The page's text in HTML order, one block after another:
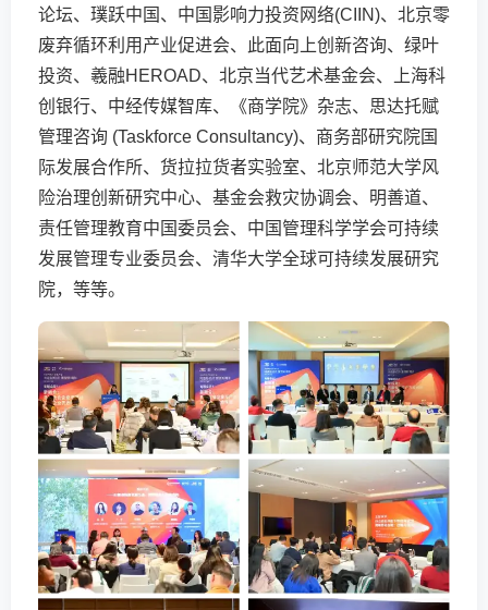
论坛、璞跃中国、中国影响力投资网络(CIIN)、北京零
废弃循环利用产业促进会、此面向上创新咨询、绿叶
投资、羲融HEROAD、北京当代艺术基金会、上海科
创银行、中经传媒智库、《商学院》杂志、思达托赋
管理咨询 (Taskforce Consultancy)、商务部研究院国
际发展合作所、货拉拉货者实验室、北京师范大学风
险治理创新研究中心、基金会救灾协调会、明善道、
责任管理教育中国委员会、中国管理科学学会可持续
发展管理专业委员会、清华大学全球可持续发展研究
院，等等。